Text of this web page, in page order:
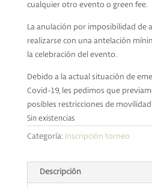
cualquier otro evento o green fee.
La anulación por imposibilidad de
realizarse con una antelación
la celebración del evento.
Debido a la actual situación de
Covid-19, les pedimos que
posibles restricciones de
Sin existencias
Categoría: Inscripción torneo
Descripción